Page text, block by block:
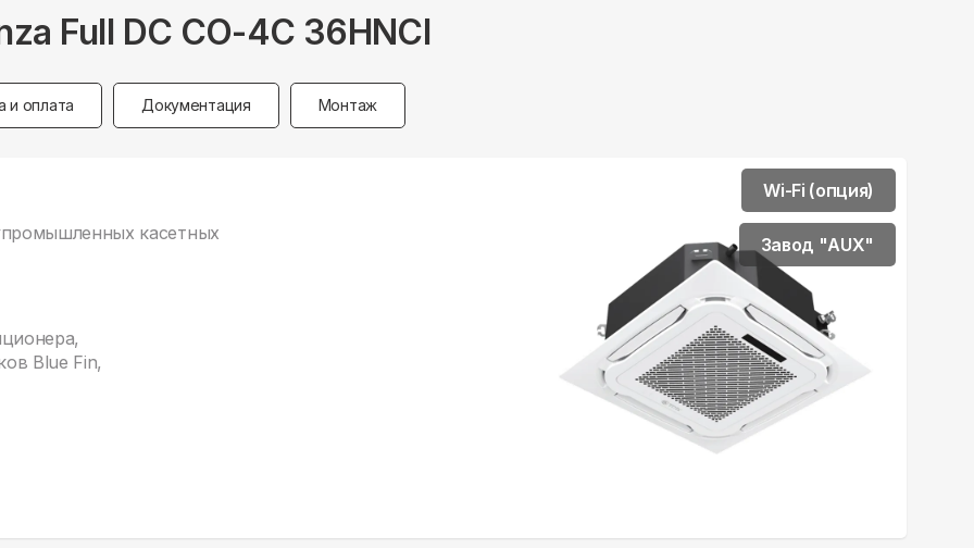
Full DC CO-4C 36HNCI
и оплата Документация Монтаж
касетных
Blue Fin,
Wi-Fi (опция)
Завод "AUX"